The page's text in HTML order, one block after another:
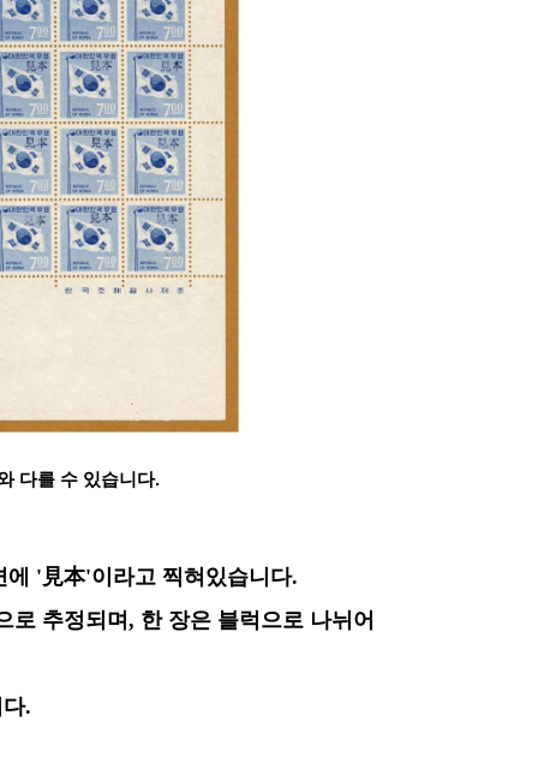
다를 수 있습니다.
에 '見本'이라고 찍혀있습니다.
로 추정되며, 한 장은 블럭으로 나뉘어
.